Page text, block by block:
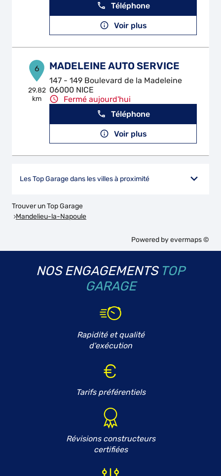
Téléphone
Voir plus
6
29.82
km
MADELEINE AUTO SERVICE
147 - 149 Boulevard de la Madeleine
06000 NICE
Fermé aujourd'hui
Téléphone
Voir plus
Les Top Garage dans les villes à proximité
Trouver un Top Garage
Mandelieu-la-Napoule
Powered byevermaps ©
NOS ENGAGEMENTS TOP
GARAGE
Rapidité et qualité
d'exécution
Tarifs préférentiels
Révisions constructeurs
certifiées